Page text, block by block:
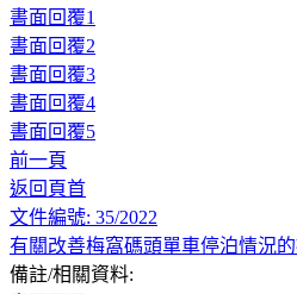
書面回覆1
書面回覆2
書面回覆3
書面回覆4
書面回覆5
前一頁
返回頁首
文件編號: 35/2022
有關改善梅窩碼頭單車停泊情況
備註/相關資料: